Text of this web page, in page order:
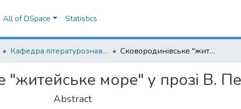
All of DSpace Statistics
Кафедра літературознавства імені Володимира Моренця Сковородинівське "житейське море" у прозі В. Петрова (Домонтовича)
"житейське море" у прозі В.
Abstract